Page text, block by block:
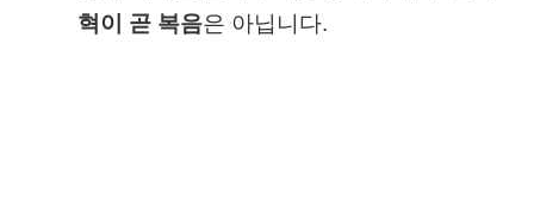
혁이 곧 복음은 아닙니다.